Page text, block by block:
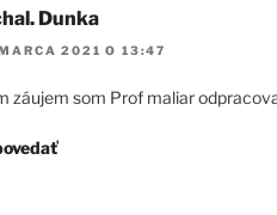
Dunka
2021 O 13:47
záujem som Prof maliar